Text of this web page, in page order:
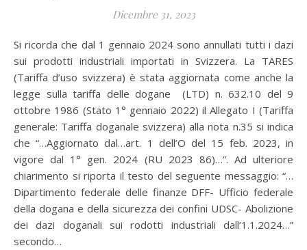
Dicembre 31, 2023
Si ricorda che dal 1 gennaio 2024 sono annullati tutti i dazi
sui prodotti industriali importati in Svizzera. La TARES
(Tariffa d’uso svizzera) è stata aggiornata come anche la
legge sulla tariffa delle dogane (LTD) n. 632.10 del 9
ottobre 1986 (Stato 1° gennaio 2022) il Allegato I (Tariffa
generale: Tariffa doganale svizzera) alla nota n.35 si indica
che “…Aggiornato dal…art. 1 dell’O del 15 feb. 2023, in
vigore dal 1° gen. 2024 (RU 2023 86)…”. Ad ulteriore
chiarimento si riporta il testo del seguente messaggio: “…
Dipartimento federale delle finanze DFF- Ufficio federale
della dogana e della sicurezza dei confini UDSC- Abolizione
dei dazi doganali sui rodotti industriali dall’1.1.2024…”
secondo…